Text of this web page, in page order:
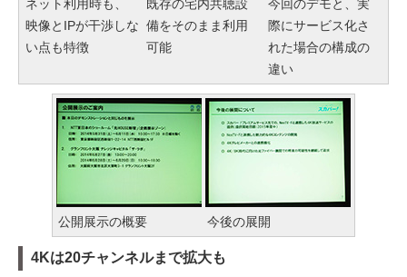
ネット利用時も、
映像とIPが干渉しな
い点も特徴
既存の宅内共聴設
備をそのまま利用
可能
今回のデモと、実
際にサービス化さ
れた場合の構成の
違い
公開展示の概要 今後の展開
4Kは20チャンネルまで拡大も